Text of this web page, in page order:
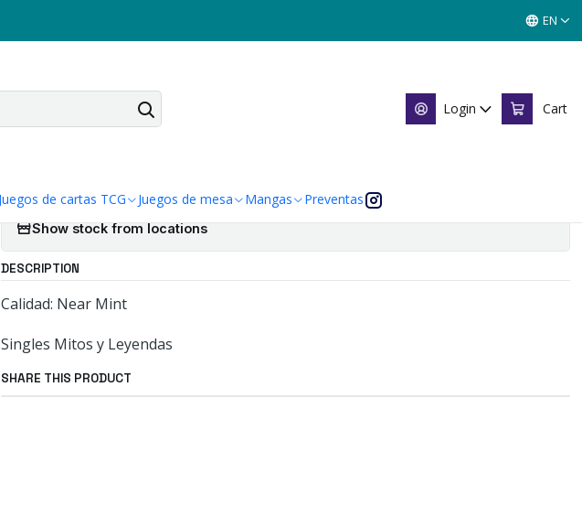
Login Cart
Juegos de cartas TCG Juegos de mesa Mangas Preventas
EN
ALEJANDRO MAGNO REWORK - SINGLES
MITOS Y LEYENDAS
Show stock from locations
DESCRIPTION
Calidad: Near Mint
Singles Mitos y Leyendas
SHARE THIS PRODUCT